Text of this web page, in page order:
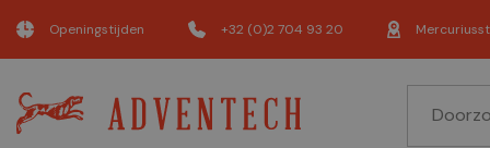
Openingstijden +32 (0)2 704 93 20